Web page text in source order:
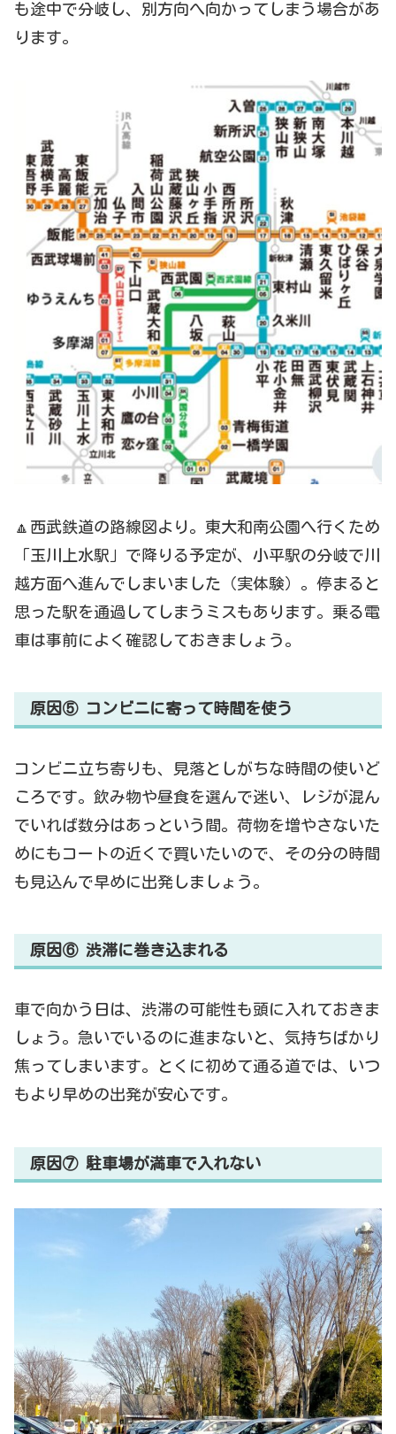
も途中で分岐し、別方向へ向かってしまう場合があ
ります。
🔼西武鉄道の路線図より。東大和南公園へ行くため
「玉川上水駅」で降りる予定が、小平駅の分岐で川
越方面へ進んでしまいました（実体験）。停まると
思った駅を通過してしまうミスもあります。乗る電
車は事前によく確認しておきましょう。
原因⑤ コンビニに寄って時間を使う
コンビニ立ち寄りも、見落としがちな時間の使いど
ころです。飲み物や昼食を選んで迷い、レジが混ん
でいれば数分はあっという間。荷物を増やさないた
めにもコートの近くで買いたいので、その分の時間
も見込んで早めに出発しましょう。
原因⑥ 渋滞に巻き込まれる
車で向かう日は、渋滞の可能性も頭に入れておきま
しょう。急いでいるのに進まないと、気持ちばかり
焦ってしまいます。とくに初めて通る道では、いつ
もより早めの出発が安心です。
原因⑦ 駐車場が満車で入れない